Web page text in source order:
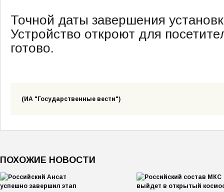
Точной даты завершения
Устройство откроют для
готово.
(ИА "Государственные вести")
ПОХОЖИЕ НОВОСТИ